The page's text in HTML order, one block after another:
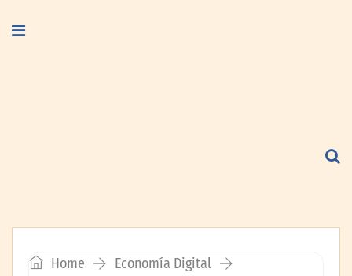
Home
Economía Digital